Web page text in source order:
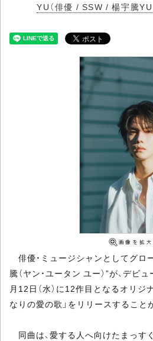
YU（俳優 / SSW / 楊宇騰
俳優・ミュージシャンとしてグロ
騰（ヤン・ユータン ユー）”が、デ
月12日（水）に12作目となるオリジ
なりの愛の歌」をリリースすること
同曲は、愛する人へ向けたまっす